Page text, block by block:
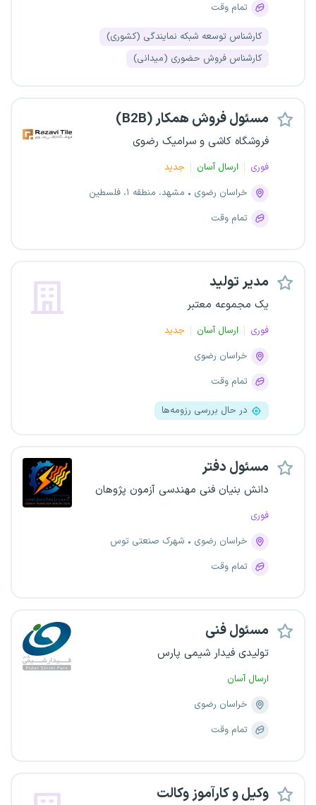
تمام وقت
کارشناس توسعه شبکه نمایندگی (کشوری)
کارشناس فروش حضوری (میدانی)
مسئول فروش همکار (B2B)
فروشگاه کاشی و سرامیک رضوی
فوری ارسال آسان
جدید
خراسان رضوی
مشهد، منطقه ۱، فلسطین
تمام وقت
مدیر تولید
یک مجموعه معتبر
فوری ارسال آسان
جدید
خراسان رضوی
تمام وقت
در حال بررسی رزومه‌ها
مسئول دفتر
دانش بنیان فنی مهندسی آزمون پژوهان
فوری
خراسان رضوی
شهرک صنعتی توس
تمام وقت
مسئول فنی
تولیدی فیدار شیمی پارس
ارسال آسان
خراسان رضوی
تمام وقت
وکیل و کارآموز وکالت